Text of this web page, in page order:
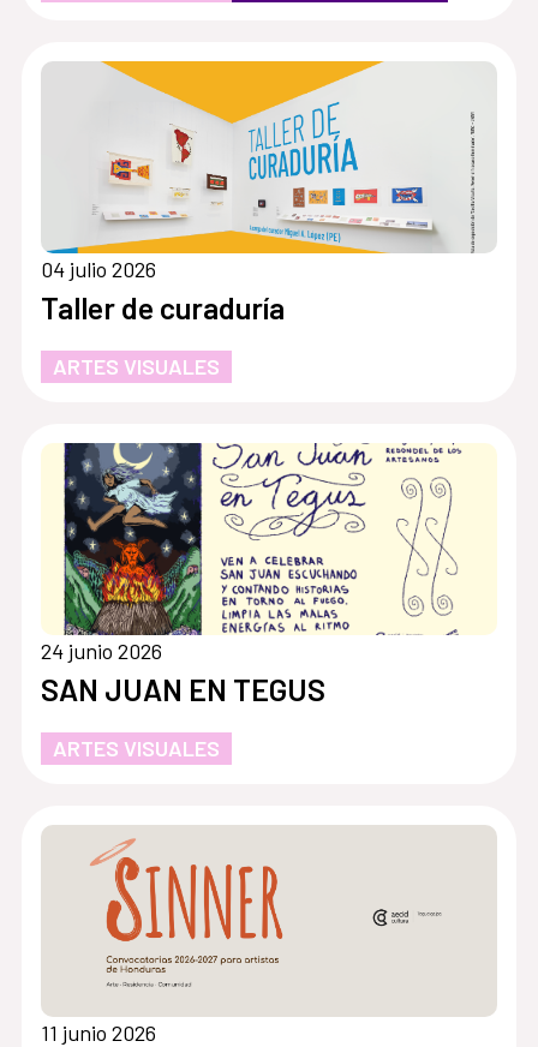
04 julio 2026
Taller de curaduría
ARTES VISUALES
24 junio 2026
SAN JUAN EN TEGUS
ARTES VISUALES
11 junio 2026